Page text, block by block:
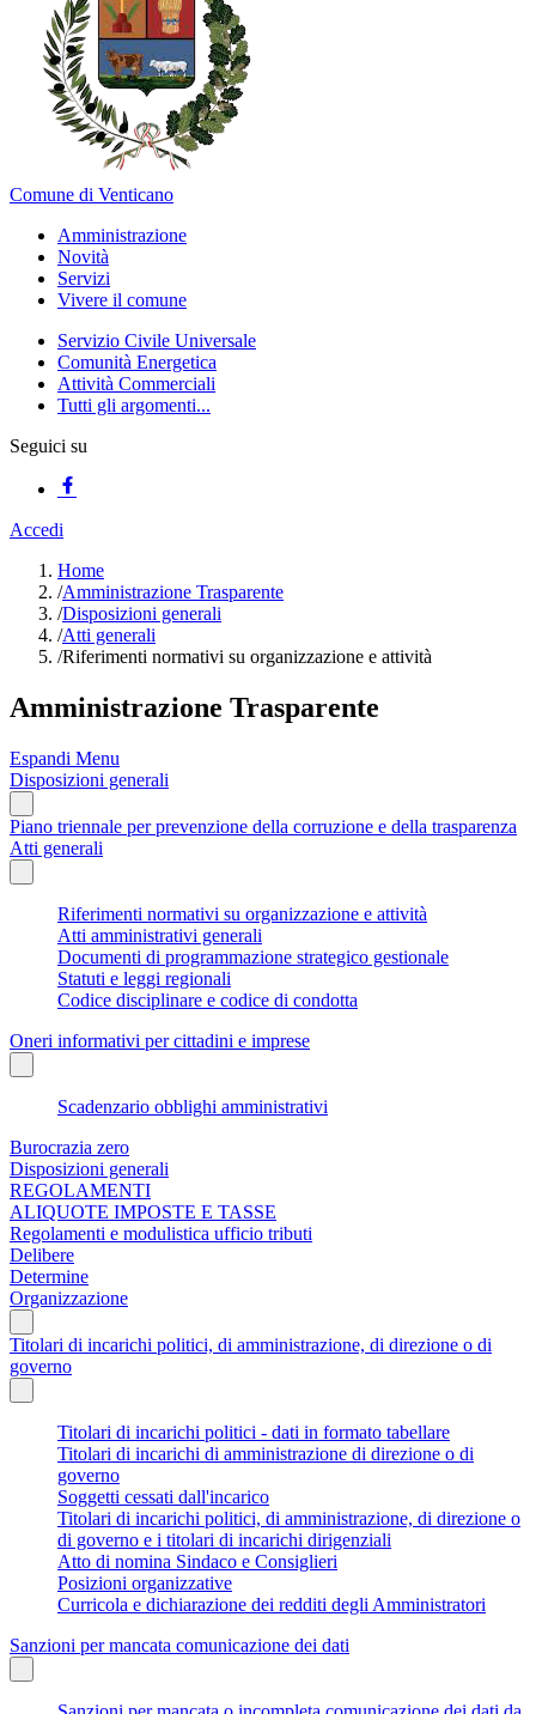
Comune di Venticano
Amministrazione
Novità
Servizi
Vivere il comune
Servizio Civile Universale
Comunità Energetica
Attività Commerciali
Tutti gli argomenti...
Seguici su
Accedi
Home
/Amministrazione Trasparente
/Disposizioni generali
/Atti generali
/Riferimenti normativi su organizzazione e attività
Amministrazione Trasparente
Espandi Menu
Disposizioni generali
Piano triennale per prevenzione della corruzione e della trasparenza
Atti generali
Riferimenti normativi su organizzazione e attività
Atti amministrativi generali
Documenti di programmazione strategico gestionale
Statuti e leggi regionali
Codice disciplinare e codice di condotta
Oneri informativi per cittadini e imprese
Scadenzario obblighi amministrativi
Burocrazia zero
Disposizioni generali
REGOLAMENTI
ALIQUOTE IMPOSTE E TASSE
Regolamenti e modulistica ufficio tributi
Delibere
Determine
Organizzazione
Titolari di incarichi politici, di amministrazione, di direzione o di
governo
Titolari di incarichi politici - dati in formato tabellare
Titolari di incarichi di amministrazione di direzione o di
governo
Soggetti cessati dall'incarico
Titolari di incarichi politici, di amministrazione, di direzione o
di governo e i titolari di incarichi dirigenziali
Atto di nomina Sindaco e Consiglieri
Posizioni organizzative
Curricola e dichiarazione dei redditi degli Amministratori
Sanzioni per mancata comunicazione dei dati